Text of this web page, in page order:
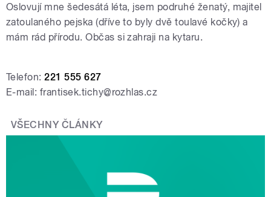
Oslovují mne šedesátá léta, jsem podruhé ženatý, majitel
zatoulaného pejska (dříve to byly dvě toulavé kočky) a
mám rád přírodu. Občas si zahraji na kytaru.
Telefon: 221 555 627
E-mail: frantisek.tichy@rozhlas.cz
VŠECHNY ČLÁNKY